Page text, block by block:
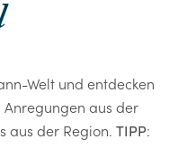
Welt und entdecken
Anregungen aus der
aus der Region. TIPP: